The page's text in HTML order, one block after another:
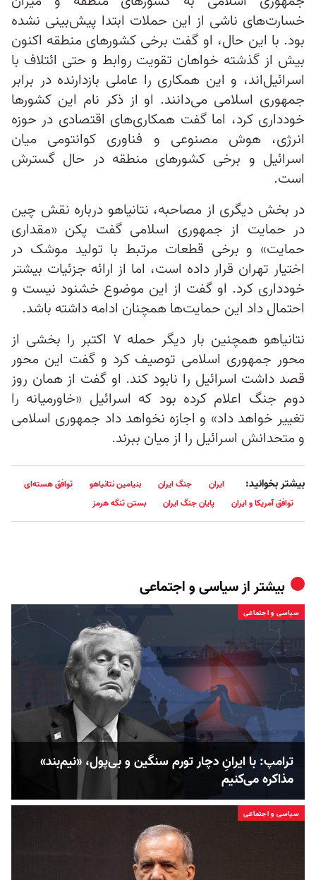
خسارت‌های ناشی از این حملات ابتدا پیش‌بینی نشده
بود. با این حال، او گفت برخی کشورهای منطقه اکنون
بیش از گذشته خواهان تقویت روابط و حتی ائتلاف با
اسرائیل‌اند، و این همکاری را عاملی بازدارنده در برابر
جمهوری اسلامی می‌دانند. او از ذکر نام این کشورها
خودداری کرد، اما گفت همکاری‌های اقتصادی در حوزه
انرژی، هوش مصنوعی و فناوری‌ کوانتومی میان
اسرائیل و برخی کشورهای منطقه در حال گسترش
است.
در بخش دیگری از مصاحبه، نتانیاهو درباره نقش چین
در حمایت از جمهوری اسلامی گفت پکن «مقداری
حمایت» و برخی قطعات مرتبط با تولید موشک در
اختیار تهران قرار داده است، اما از ارائه جزئیات بیشتر
خودداری کرد. او گفت از این موضوع خشنود نیست و
احتمال داد این حمایت‌ها همچنان ادامه داشته باشد.
نتانیاهو همچنین بار دیگر حمله ۷ اکتبر را بخشی از
محور جمهوری اسلامی توصیف کرد و گفت این محور
قصد داشت اسرائیل را نابود کند. او گفت از همان روز
دوم جنگ اعلام کرده بود که اسرائیل «خاورمیانه را
تغییر خواهد داد» و اجازه نخواهد داد جمهوری اسلامی
و متحدانش اسرائیل را از میان ببرند.
بیشتر بخوانید: ایران جنگ ایران بنیامین نتانیاهو
توافق هسته‌ای
توافق آمریکا و ایران
پایان جنگ ایران بستن تنگه هرمز
بیشتر ازسیاسی و اجتماعی
سیاسی و اجتماعی
ترامپ: با ایرانِ دچار تورم سنگین و بی‌پول، «نیم‌بند»
مذاکره می‌کنیم
سیاسی و اجتماعی